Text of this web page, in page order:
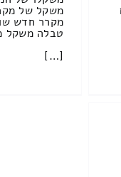
משקל של
מקרר חדש
טבלה משקל
[…]